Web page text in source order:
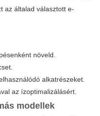
az általad választott e-
növeld.
alkatrészeket.
az ízoptimalizálásért.
modellek